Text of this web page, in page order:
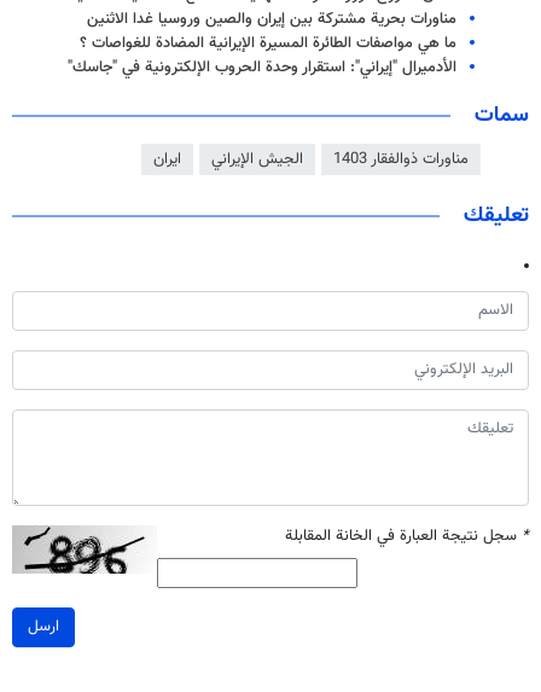
مناورات بحرية مشتركة بين إيران والصين وروسيا غدا الاثنين
ما هي مواصفات الطائرة المسيرة الإيرانية المضادة للغواصات ؟
الأدميرال "إيراني": استقرار وحدة الحروب الإلكترونية في "جاسك"
سمات
مناورات ذوالفقار 1403 الجيش الإيراني ايران
تعليقك
* سجل نتيجة العبارة في الخانة المقابلة
ارسل